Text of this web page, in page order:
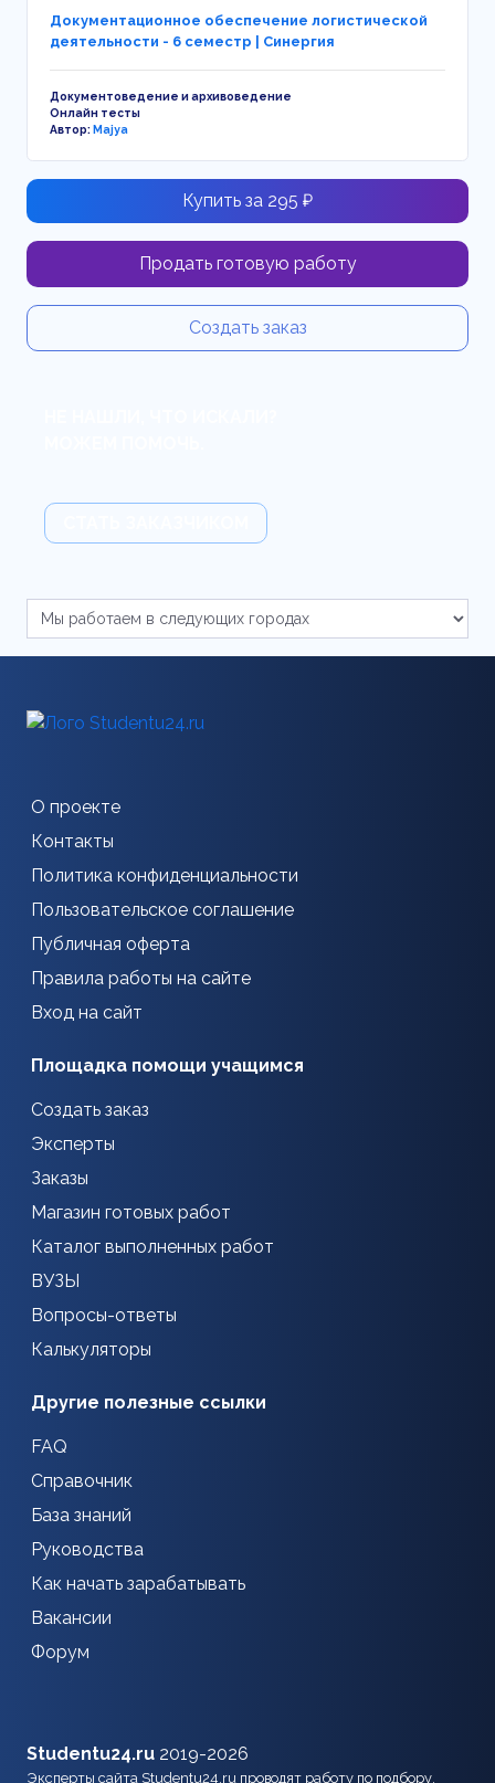
Документационное обеспечение логистической
деятельности - 6 семестр | Синергия
Документоведение и архивоведение
Онлайн тесты
Автор:Majya
Купить за 295 ₽
Продать готовую работу
Создать заказ
О проекте
Контакты
Политика конфиденциальности
Пользовательское соглашение
Публичная оферта
Правила работы на сайте
Вход на сайт
Площадка помощи учащимся
Создать заказ
Эксперты
Заказы
Магазин готовых работ
Каталог выполненных работ
ВУЗЫ
Вопросы-ответы
Калькуляторы
Другие полезные ссылки
FAQ
Справочник
База знаний
Руководства
Как начать зарабатывать
Вакансии
Форум
Studentu24.ru 2019-2026
Эксперты сайта Studentu24.ru проводят работу по подбору,